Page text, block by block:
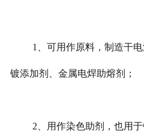
1、可用作原料，制造干
镀添加剂、金属电焊助熔剂；
2、用作染色助剂，也用